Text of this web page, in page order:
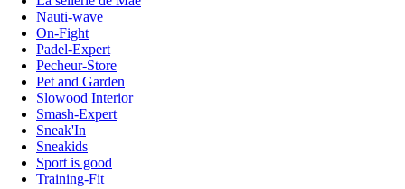
Nauti-wave
On-Fight
Padel-Expert
Pecheur-Store
Pet and Garden
Slowood Interior
Smash-Expert
Sneak'In
Sneakids
Sport is good
Training-Fit